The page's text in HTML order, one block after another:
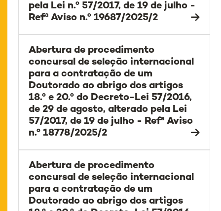
pela Lei n.º 57/2017, de 19 de julho -
Refª Aviso n.º 19687/2025/2
Abertura de procedimento
concursal de seleção internacional
para a contratação de um
Doutorado ao abrigo dos artigos
18.º e 20.º do Decreto-Lei 57/2016,
de 29 de agosto, alterado pela Lei
57/2017, de 19 de julho - Refª Aviso
n.º 18778/2025/2
Abertura de procedimento
concursal de seleção internacional
para a contratação de um
Doutorado ao abrigo dos artigos